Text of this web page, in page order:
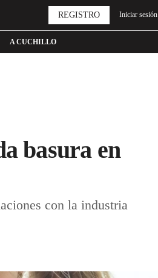
A CUCHILLO
REGISTRO Iniciar sesión
basura en
con la industria